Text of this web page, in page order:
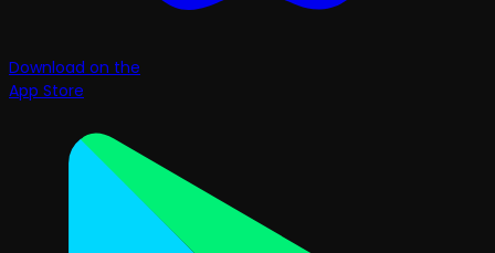
Download on the
App Store